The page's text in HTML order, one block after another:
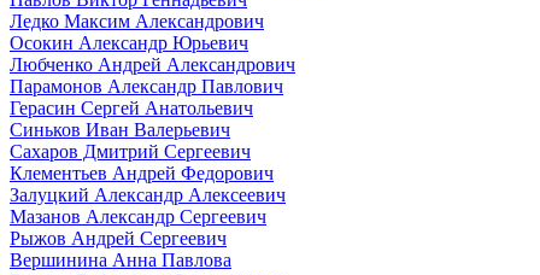
Ледко Максим Александрович
Осокин Александр Юрьевич
Любченко Андрей Александрович
Парамонов Александр Павлович
Герасин Сергей Анатольевич
Синьков Иван Валерьевич
Сахаров Дмитрий Сергеевич
Клементьев Андрей Федорович
Залуцкий Александр Алексеевич
Мазанов Александр Сергеевич
Рыжов Андрей Сергеевич
Вершинина Анна Павлова